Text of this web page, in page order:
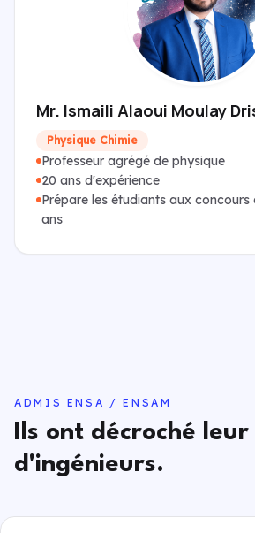
Mr. Ismaili Alaoui Moulay
Physique Chimie
Professeur agrégé de physique
20 ans d'expérience
Prépare les étudiants aux concours
ans
ADMIS ENSA / ENSAM
Ils ont décroché leur
d'ingénieurs.